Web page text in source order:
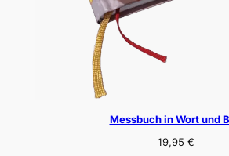
Messbuch in Wort und
19,95 €